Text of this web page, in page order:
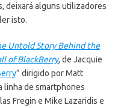
deixará alguns utilizadores
isto.
Untold Story Behind the
of BlackBerry, de Jacquie
” dirigido por Matt
linha de smartphones
Fregin e Mike Lazaridis e